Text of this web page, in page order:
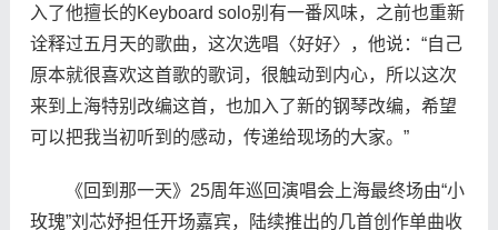
入了他擅长的Keyboard solo别有一番风味，之前也重新
诠释过五月天的歌曲，这次选唱〈好好〉，他说：“自己
原本就很喜欢这首歌的歌词，很触动到内心，所以这次
来到上海特别改编这首，也加入了新的钢琴改编，希望
可以把我当初听到的感动，传递给现场的大家。”
《回到那一天》25周年巡回演唱会上海最终场由“小
玫瑰”刘芯妤担任开场嘉宾，陆续推出的几首创作单曲收